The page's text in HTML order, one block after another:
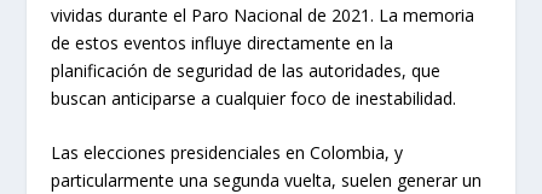
vividas durante el Paro Nacional de 2021. La memoria
de estos eventos influye directamente en la
planificación de seguridad de las autoridades, que
buscan anticiparse a cualquier foco de inestabilidad.
Las elecciones presidenciales en Colombia, y
particularmente una segunda vuelta, suelen generar un